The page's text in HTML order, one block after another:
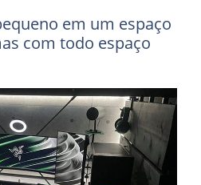
em um espaço
com todo espaço